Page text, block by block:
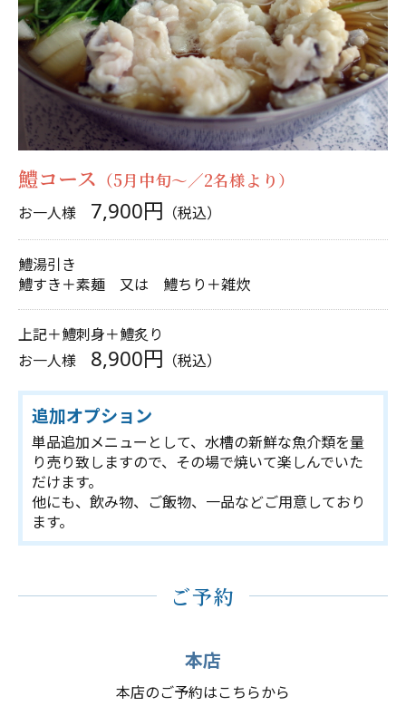
鱧コース （5月中旬～／2名様より）
お一人様 7,900円 （税込）
鱧湯引き
鱧すき＋素麺 又は 鱧ちり＋雑炊
上記＋鱧刺身＋鱧炙り
お一人様 8,900円 （税込）
追加オプション
単品追加メニューとして、水槽の新鮮な魚介類を量
り売り致しますので、その場で焼いて楽しんでいた
だけます。
他にも、飲み物、ご飯物、一品などご用意しており
ます。
ご予約
本店
本店のご予約はこちらから